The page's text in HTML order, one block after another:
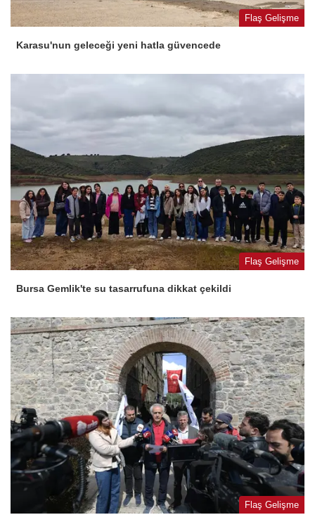
Flaş Gelişme
Karasu'nun geleceği yeni hatla güvencede
Flaş Gelişme
Bursa Gemlik'te su tasarrufuna dikkat çekildi
Flaş Gelişme